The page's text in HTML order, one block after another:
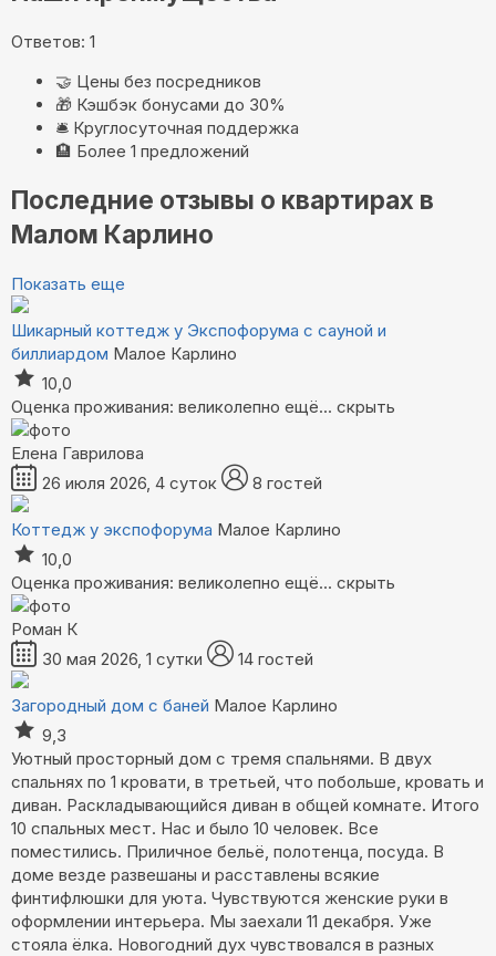
Ответов: 1
🤝 Цены без посредников
🎁 Кэшбэк бонусами до 30%
🛎️ Круглосуточная поддержка
🏨 Более 1 предложений
Последние отзывы о квартирах в
Малом Карлино
Показать еще
Шикарный коттедж у Экспофорума с сауной и
биллиардом Малое Карлино
10,0
Оценка проживания: великолепно ещё... скрыть
Елена Гаврилова
26 июля 2026, 4 суток
8 гостей
Коттедж у экспофорума Малое Карлино
10,0
Оценка проживания: великолепно ещё... скрыть
Роман К
30 мая 2026, 1 сутки
14 гостей
Загородный дом с баней Малое Карлино
9,3
Уютный просторный дом с тремя спальнями. В двух
спальнях по 1 кровати, в третьей, что побольше, кровать и
диван. Раскладывающийся диван в общей комнате. Итого
10 спальных мест. Нас и было 10 человек. Все
поместились. Приличное бельё, полотенца, посуда. В
доме везде развешаны и расставлены всякие
финтифлюшки для уюта. Чувствуются женские руки в
оформлении интерьера. Мы заехали 11 декабря. Уже
стояла ёлка. Новогодний дух чувствовался в разных